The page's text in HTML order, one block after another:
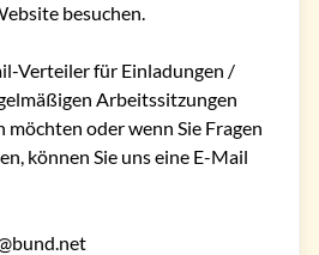
besuchen.
Verteiler für Einladungen /
Arbeitssitzungen
oder wenn Sie Fragen
können Sie uns eine E-Mail